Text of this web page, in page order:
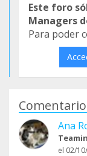
Este foro
Managers
Para poder
Comentario
Ana
el 02/